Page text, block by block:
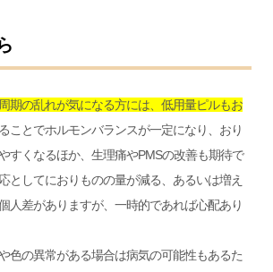
期の乱れが気になる方には、低用量ピルもお
ことでホルモンバランスが一定になり、おり
すくなるほか、生理痛やPMSの改善も期待で
としてにおりものの量が減る、あるいは増え
人差がありますが、一時的であれば心配あり
色の異常がある場合は病気の可能性もあるた